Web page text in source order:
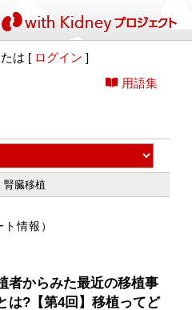
は [ ログイン ]
用語集
腎臓移植
ト情報）
者からみた最近の移植事
は?【第4回】移植ってど